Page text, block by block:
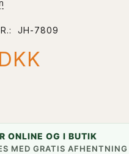
JH-7809
ONLINE OG I BUTIK
MED GRATIS AFHENTNING